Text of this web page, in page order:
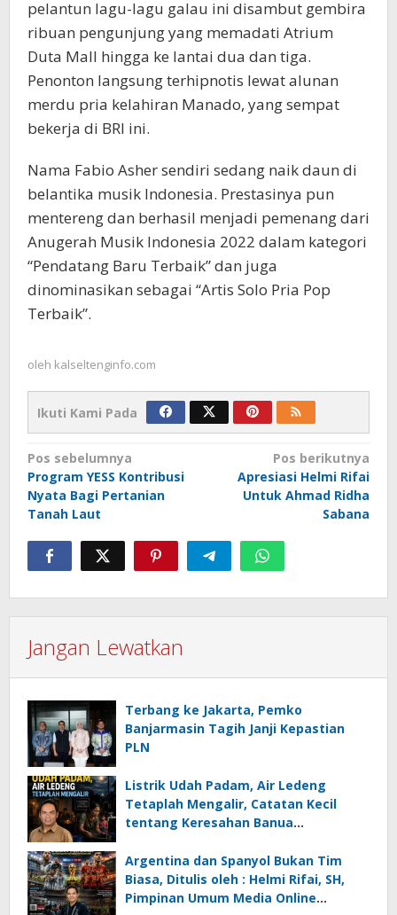
pelantun lagu-lagu galau ini disambut gembira
ribuan pengunjung yang memadati Atrium
Duta Mall hingga ke lantai dua dan tiga.
Penonton langsung terhipnotis lewat alunan
merdu pria kelahiran Manado, yang sempat
bekerja di BRI ini.
Nama Fabio Asher sendiri sedang naik daun di
belantika musik Indonesia. Prestasinya pun
mentereng dan berhasil menjadi pemenang dari
Anugerah Musik Indonesia 2022 dalam kategori
“Pendatang Baru Terbaik” dan juga
dinominasikan sebagai “Artis Solo Pria Pop
Terbaik”.
oleh kalseltenginfo.com
Ikuti Kami Pada
Navigasi
pos
Pos sebelumnya
Program YESS Kontribusi
Nyata Bagi Pertanian
Tanah Laut
Pos berikutnya
Apresiasi Helmi Rifai
Untuk Ahmad Ridha
Sabana
Jangan Lewatkan
Terbang ke Jakarta, Pemko
Banjarmasin Tagih Janji Kepastian
PLN
Listrik Udah Padam, Air Ledeng
Tetaplah Mengalir, Catatan Kecil
tentang Keresahan Banua
Ancaman Lingkungan, Oleh : Helmi
Rifai, SH
Argentina dan Spanyol Bukan Tim
Biasa, Ditulis oleh : Helmi Rifai, SH,
Pimpinan Umum Media Online